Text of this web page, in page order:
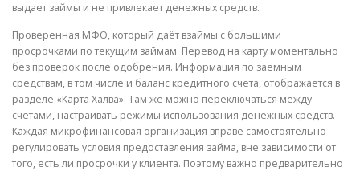
выдает займы и не привлекает денежных средств.
Проверенная МФО, который даёт взаймы с большими
просрочками по текущим займам. Перевод на карту моментально
без проверок после одобрения. Информация по заемным
средствам, в том числе и баланс кредитного счета, отображается в
разделе «Карта Халва». Там же можно переключаться между
счетами, настраивать режимы использования денежных средств.
Каждая микрофинансовая организация вправе самостоятельно
регулировать условия предоставления займа, вне зависимости от
того, есть ли просрочки у клиента. Поэтому важно предварительно